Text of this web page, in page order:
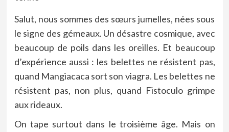
Salut, nous sommes des sœurs jumelles, nées sous
le signe des gémeaux. Un désastre cosmique, avec
beaucoup de poils dans les oreilles. Et beaucoup
d’expérience aussi : les belettes ne résistent pas,
quand Mangiacaca sort son viagra. Les belettes ne
résistent pas, non plus, quand Fistoculo grimpe
aux rideaux.
On tape surtout dans le troisième âge. Mais on